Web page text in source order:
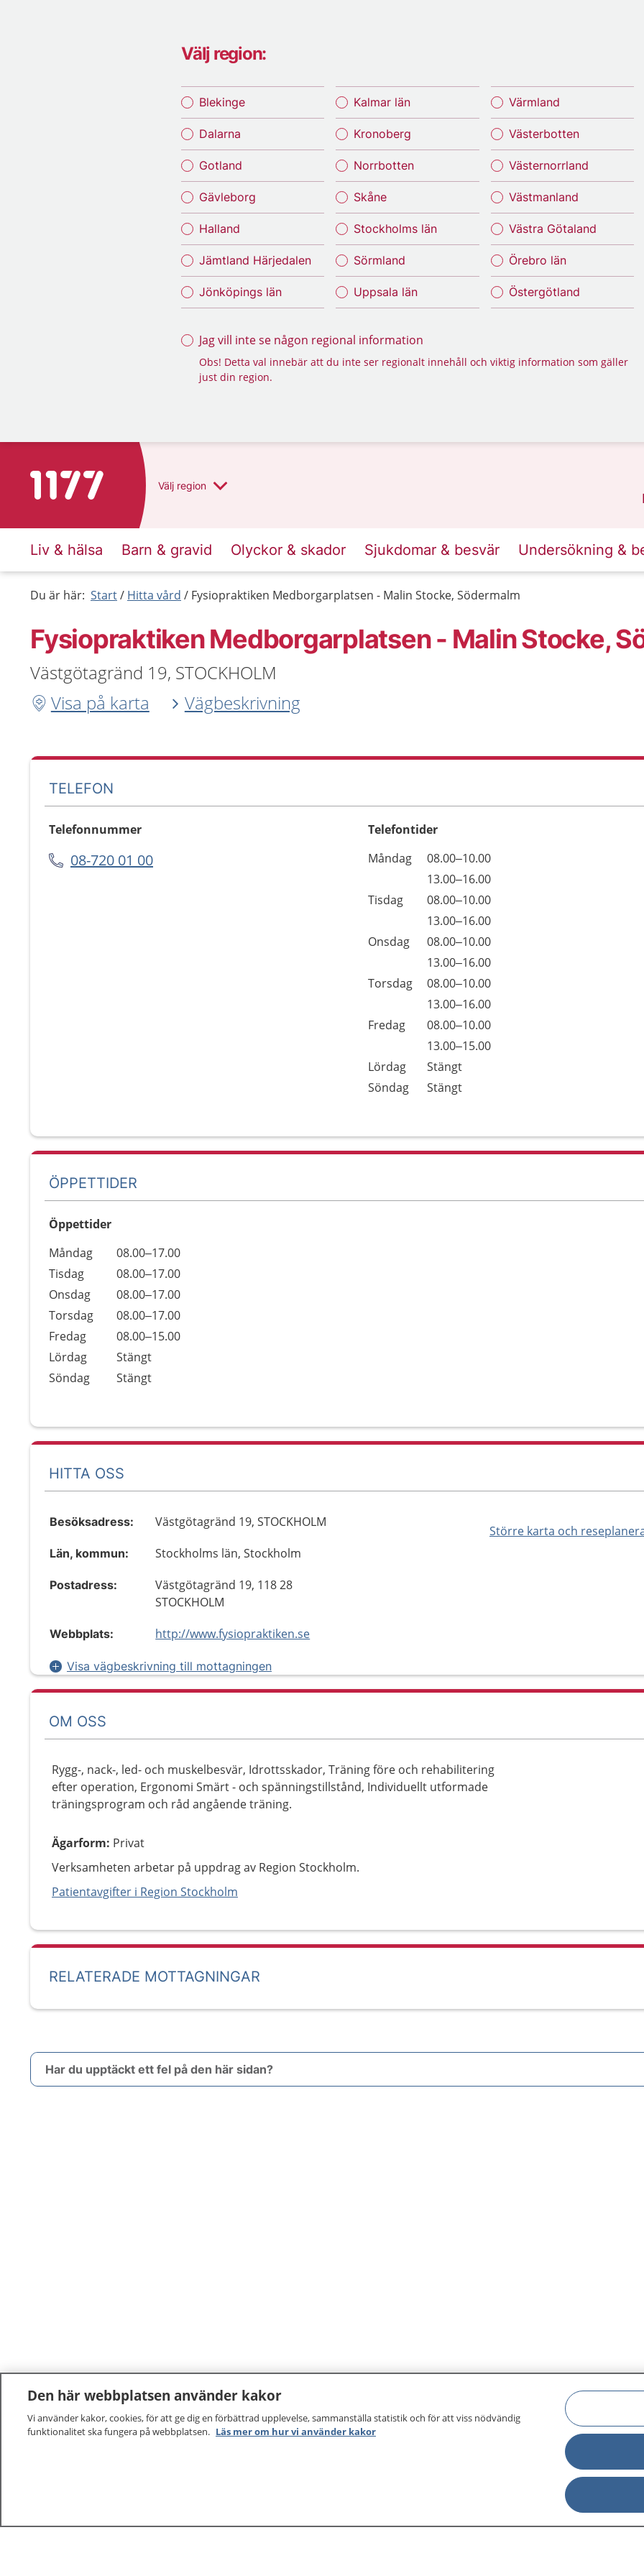
Välj region:
Blekinge
Dalarna
Gotland
Gävleborg
Halland
Jämtland Härjedalen
Jönköpings län
Kalmar län
Kronoberg
Norrbotten
Skåne
Stockholms län
Sörmland
Uppsala län
Värmland
Västerbotten
Västernorrland
Västmanland
Västra Götaland
Örebro län
Östergötland
Jag vill inte se någon regional information
Obs! Detta val innebär att du inte ser regionalt innehåll och viktig information som gäller
just din region.
Till startsidan för 1177 Välj region
Liv & hälsa Barn & gravid Olyckor & skador Sjukdomar & besvär Undersökning &
Du är här: Start Hitta vård Fysiopraktiken Medborgarplatsen - Malin Stocke, Södermalm
Fysiopraktiken Medborgarplatsen - Malin Stocke,
Västgötagränd 19, STOCKHOLM
Visa på karta
Vägbeskrivning
TELEFON
Telefonnummer
08-720 01 00
Telefontider
Dag
Öppettider
Kommentarer
Måndag
08.00–10.00
13.00–16.00
Tisdag
08.00–10.00
13.00–16.00
Onsdag
08.00–10.00
13.00–16.00
Torsdag
08.00–10.00
13.00–16.00
Fredag
08.00–10.00
13.00–15.00
Lördag
Stängt
Söndag
Stängt
ÖPPETTIDER
Öppettider
Dag
Öppettider
Kommentarer
Måndag
08.00–17.00
Tisdag
08.00–17.00
Onsdag
08.00–17.00
Torsdag
08.00–17.00
Fredag
08.00–15.00
Lördag
Stängt
Söndag
Stängt
HITTA OSS
Större karta och
Besöksadress: Västgötagränd 19, STOCKHOLM
Län, kommun: Stockholms län, Stockholm
Postadress:
Västgötagränd 19, 118 28
STOCKHOLM
Webbplats: http://www.fysiopraktiken.se
Visa vägbeskrivning till mottagningen
OM OSS
Rygg-, nack-, led- och muskelbesvär, Idrottsskador, Träning före och rehabilitering
efter operation, Ergonomi Smärt - och spänningstillstånd, Individuellt utformade
träningsprogram och råd angående träning.
Ägarform: Privat
Verksamheten arbetar på uppdrag av Region Stockholm.
Patientavgifter i Region Stockholm
RELATERADE MOTTAGNINGAR
Har du upptäckt ett fel på den här sidan?
Den här webbplatsen använder kakor
Vi använder kakor, cookies, för att ge dig en förbättrad upplevelse, sammanställa statistik och för att viss nödvändig
funktionalitet ska fungera på webbplatsen. Läs mer om hur vi använder kakor